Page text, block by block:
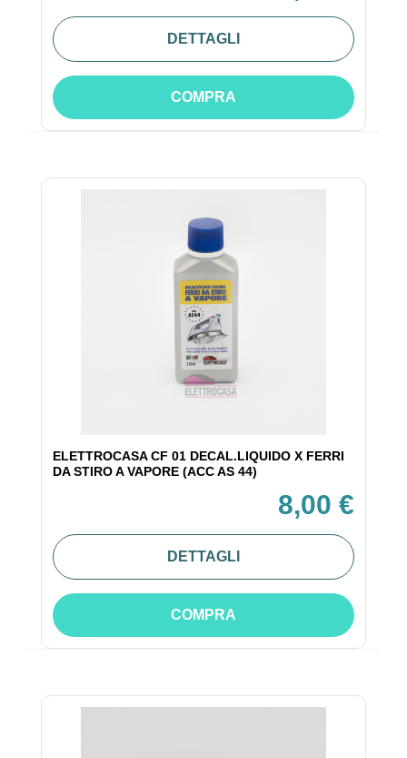
DETTAGLI
COMPRA
ELETTROCASA CF 01 DECAL.LIQUIDO X FERRI
DA STIRO A VAPORE (ACC AS 44)
8,00 €
DETTAGLI
COMPRA